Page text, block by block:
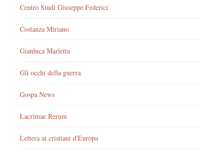
Centro Studi Giuseppe Federici
Costanza Miriano
Gianluca Marletta
Gli occhi della guerra
Gospa News
Lacrimae Rerum
Lettera ai cristiani d'Europa